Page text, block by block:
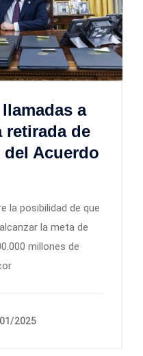
a
retirada de
Acuerdo
la posibilidad de que
la meta de
millones de
2025